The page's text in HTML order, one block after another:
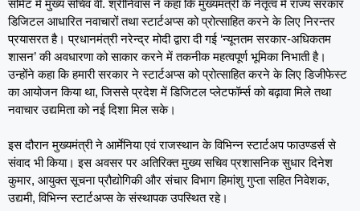
समिट में मुख्य सचिव वी. श्रीनिवास ने कहा कि मुख्यमंत्री के नेतृत्व में राज्य सरकार
डिजिटल आधारित नवाचारों तथा स्टार्टअप्स को प्रोत्साहित करने के लिए निरन्तर
प्रयासरत है। प्रधानमंत्री नरेन्द्र मोदी द्वारा दी गई ‘न्यूनतम सरकार-अधिकतम
शासन’ की अवधारणा को साकार करने में तकनीक महत्वपूर्ण भूमिका निभाती है।
उन्होंने कहा कि हमारी सरकार ने स्टार्टअप्स को प्रोत्साहित करने के लिए डिजीफेस्ट
का आयोजन किया था, जिससे प्रदेश में डिजिटल प्लेटफॉर्म्स को बढ़ावा मिले तथा
नवाचार उद्यमिता को नई दिशा मिल सके।
इस दौरान मुख्यमंत्री ने आर्मेनिया एवं राजस्थान के विभिन्न स्टार्टअप फाउण्डर्स से
संवाद भी किया। इस अवसर पर अतिरिक्त मुख्य सचिव प्रशासनिक सुधार दिनेश
कुमार, आयुक्त सूचना प्रौद्योगिकी और संचार विभाग हिमांशु गुप्ता सहित निवेशक,
उद्यमी, विभिन्न स्टार्टअप्स के संस्थापक उपस्थित रहे।